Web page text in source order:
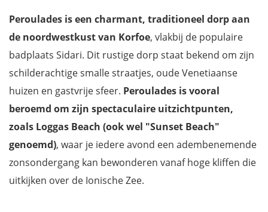
Peroulades is een charmant, traditioneel dorp aan
de noordwestkust van Korfoe, vlakbij de populaire
badplaats Sidari. Dit rustige dorp staat bekend om zijn
schilderachtige smalle straatjes, oude Venetiaanse
huizen en gastvrije sfeer. Peroulades is vooral
beroemd om zijn spectaculaire uitzichtpunten,
zoals Loggas Beach (ook wel "Sunset Beach"
genoemd), waar je iedere avond een adembenemende
zonsondergang kan bewonderen vanaf hoge kliffen die
uitkijken over de Ionische Zee.